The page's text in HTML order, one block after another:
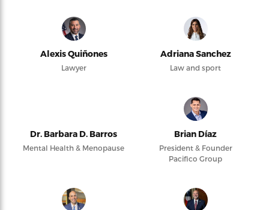
Alexis Quiñones
Lawyer
Adriana Sanchez
Law and sport
Dr. Barbara D. Barros
Mental Health & Menopause
Brian Díaz
President & Founder
Pacifico Group